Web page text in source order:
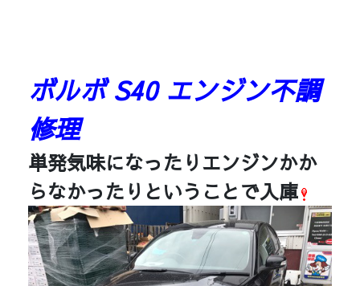
ボルボ S40 エンジン不調
修理
単発気味になったりエンジンかか
らなかったりということで入庫